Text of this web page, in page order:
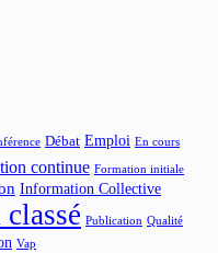
Débat Emploi En cours
continue Formation initiale
Information Collective
Publication Qualité
Vap